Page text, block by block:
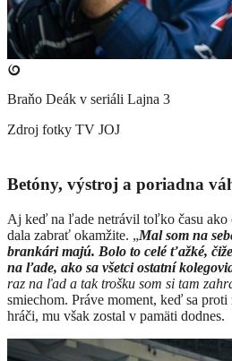
Braňo Deák v seriáli Lajna 3
Zdroj fotky TV JOJ
Betóny, výstroj a poriadna
Aj keď na ľade netrávil toľko času ako
dala zabrať okamžite. „Mal som na
brankári majú. Bolo to celé ťažké,
na ľade, ako sa všetci ostatní
raz na ľad a tak trošku som si tam
smiechom. Práve moment, keď sa
hráči, mu však zostal v pamäti dodnes.